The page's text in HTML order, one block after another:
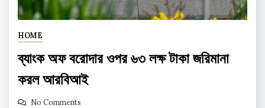
HOME
ব্যাংক অফ বরোদার ওপর ৬৩ লক্ষ টাকা জরিমানা
করল আরবিআই
No Comments